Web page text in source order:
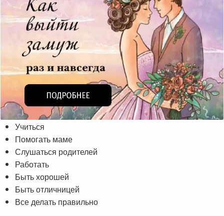
Учиться
Помогать маме
Слушаться родителей
Работать
Быть хорошей
Быть отличницей
Все делать правильно